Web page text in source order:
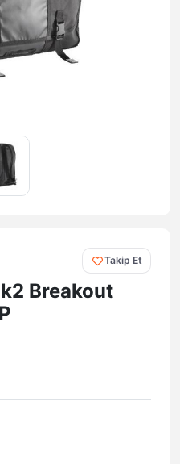
Takip Et
Breakout